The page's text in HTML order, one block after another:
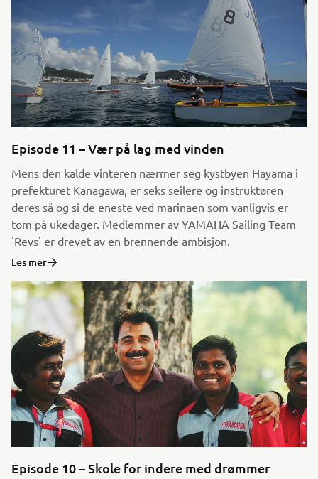
Episode 11 – Vær på lag med vinden
Mens den kalde vinteren nærmer seg kystbyen Hayama i
prefekturet Kanagawa, er seks seilere og instruktøren
deres så og si de eneste ved marinaen som vanligvis er
tom på ukedager. Medlemmer av YAMAHA Sailing Team
'Revs' er drevet av en brennende ambisjon.
Les mer
Episode 10 – Skole for indere med drømmer